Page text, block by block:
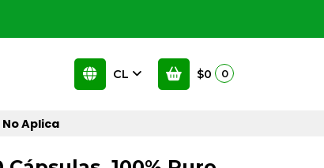
CL $0 0
Aplica